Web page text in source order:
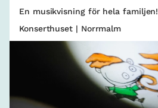
En musikvisning för hela familjen!
Konserthuset | Norrmalm